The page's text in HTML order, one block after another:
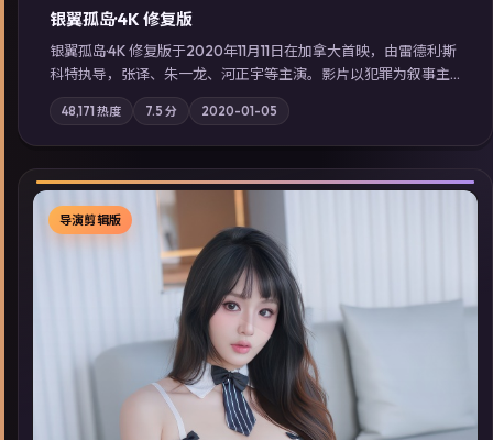
银翼孤岛·4K 修复版
银翼孤岛·4K 修复版于2020年11月11日在加拿大首映，由雷德利·斯
科特执导，张译、朱一龙、河正宇等主演。影片以犯罪为叙事主
轴，边境小镇的平静被一封匿名信彻底打破；摄影与配乐强化地
域气质；站内亦可通过「国产免费观看高清电视剧在线看」延展
检索同类型高分佳作，畅享高清在线追剧体验。
48,171热度 7.5 分 2020-01-05
▶
导演剪辑版